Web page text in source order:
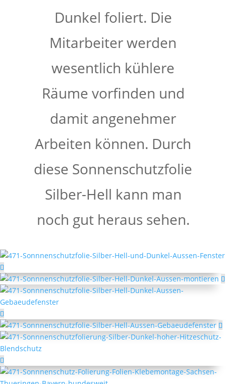
Dunkel foliert. Die
Mitarbeiter werden
wesentlich kühlere
Räume vorfinden und
damit angenehmer
Arbeiten können. Durch
diese Sonnenschutzfolie
Silber-Hell kann man
noch gut heraus sehen.